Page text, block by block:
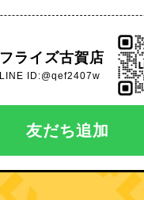
フライズ古賀店
LINE ID:@qef2407w
友だち追加